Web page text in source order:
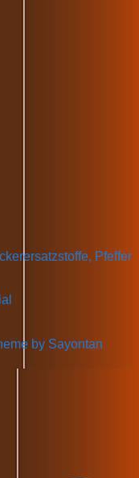
Pfeffer
by Sayontan